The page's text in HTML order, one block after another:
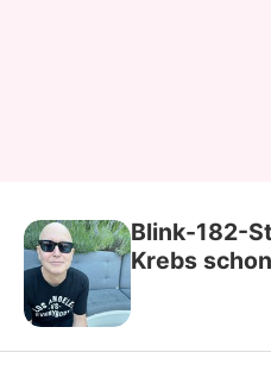
Blink-182-
Krebs